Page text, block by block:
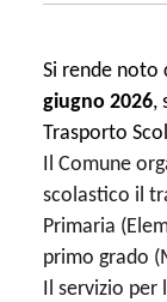
Si rende noto
giugno 2026,
Trasporto
Il Comune
scolastico il
Primaria
primo grado
Il servizio